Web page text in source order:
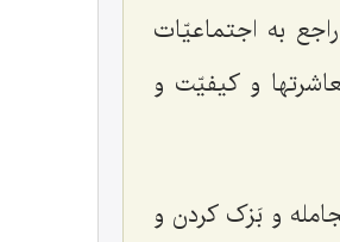
به اجتماعیّات
و کیفیّت و
و بَزک کردن و